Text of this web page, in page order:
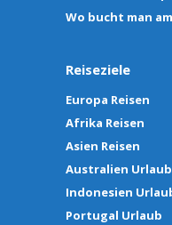
Wo bucht man
Reiseziele
Europa Reisen
Afrika Reisen
Asien Reisen
Australien Urlaub
Indonesien
Portugal Urlaub